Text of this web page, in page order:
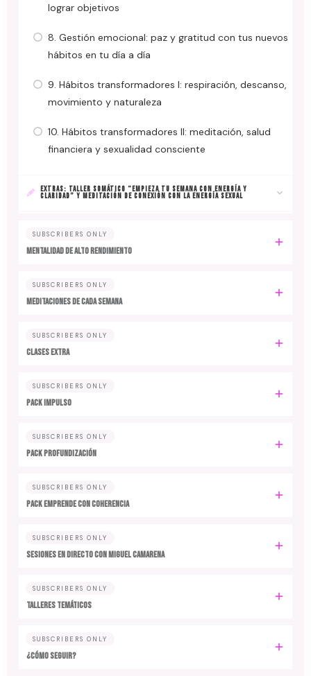
lograr objetivos
8. Gestión emocional: paz y gratitud con tus nuevos
hábitos en tu día a día
9. Hábitos transformadores I: respiración, descanso,
movimiento y naturaleza
10. Hábitos transformadores II: meditación, salud
financiera y sexualidad consciente
EXTRAS: TALLER SOMÁTICO “EMPIEZA TU SEMANA CON ENERGÍA Y
CLARIDAD” Y MEDITACIÓN DE CONEXIÓN CON LA ENERGÍA SEXUAL
SUBSCRIBERS ONLY
MENTALIDAD DE ALTO RENDIMIENTO
SUBSCRIBERS ONLY
MEDITACIONES DE CADA SEMANA
SUBSCRIBERS ONLY
CLASES EXTRA
SUBSCRIBERS ONLY
PACK IMPULSO
SUBSCRIBERS ONLY
PACK PROFUNDIZACIÓN
SUBSCRIBERS ONLY
PACK EMPRENDE CON COHERENCIA
SUBSCRIBERS ONLY
SESIONES EN DIRECTO CON MIGUEL CAMARENA
SUBSCRIBERS ONLY
TALLERES TEMÁTICOS
SUBSCRIBERS ONLY
¿CÓMO SEGUIR?